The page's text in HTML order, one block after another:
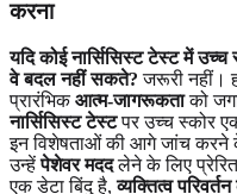
करना
यदि कोई नार्सिसिस्ट टेस्ट में
वे बदल नहीं सकते? जरूरी नहीं।
प्रारंभिकआत्म-जागरूकताको
नार्सिसिस्ट टेस्टपर उच्च स्कोर
इन विशेषताओं की आगे जांच करने
उन्हेंपेशेवर मददलेने के लिए
एक डेटा बिंदु है,व्यक्तित्व